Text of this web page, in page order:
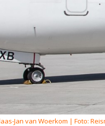
Jan van Woerkom | Foto: